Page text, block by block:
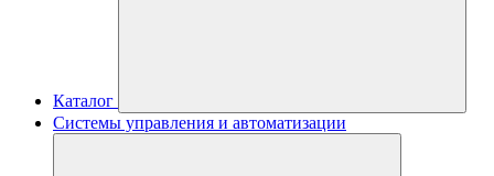
Каталог
Системы управления и автоматизации